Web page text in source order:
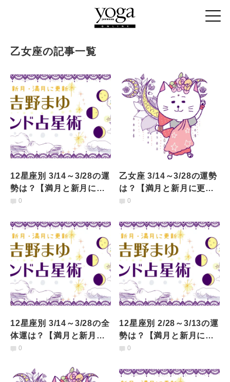
乙女座の記事一覧
12星座別 3/14～3/28の運
勢は？【満月と新月に更
新！インド占星術】
0
乙女座 3/14～3/28の運勢
は？【満月と新月に更
新！インド占星術】
0
12星座別 3/14～3/28の全
体運は？【満月と新月に
更新！インド占星術】
0
12星座別 2/28～3/13の運
勢は？【満月と新月に更
新！インド占星術】
0